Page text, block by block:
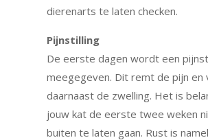
dierenarts te laten checken.
Pijnstilling
De eerste dagen wordt een
meegegeven. Dit remt de pijn en
daarnaast de zwelling. Het is
jouw kat de eerste twee weken
buiten te laten gaan. Rust is